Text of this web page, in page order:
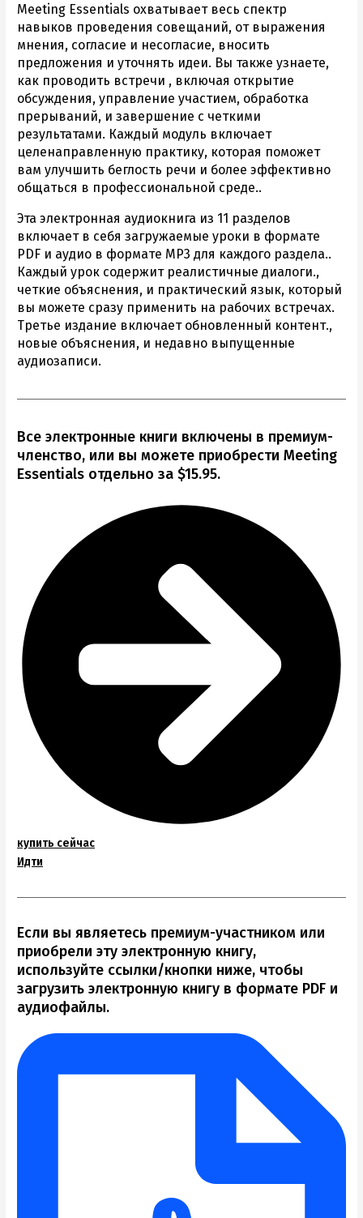
Meeting Essentials охватывает весь спектр
навыков проведения совещаний, от выражения
мнения, согласие и несогласие, вносить
предложения и уточнять идеи. Вы также узнаете,
как проводить встречи , включая открытие
обсуждения, управление участием, обработка
прерываний, и завершение с четкими
результатами. Каждый модуль включает
целенаправленную практику, которая поможет
вам улучшить беглость речи и более эффективно
общаться в профессиональной среде..
Эта электронная аудиокнига из 11 разделов
включает в себя загружаемые уроки в формате
PDF и аудио в формате MP3 для каждого раздела..
Каждый урок содержит реалистичные диалоги.,
четкие объяснения, и практический язык, который
вы можете сразу применить на рабочих встречах.
Третье издание включает обновленный контент.,
новые объяснения, и недавно выпущенные
аудиозаписи.
Все электронные книги включены в премиум-
членство, или вы можете приобрести Meeting
Essentials отдельно за $15.95.
купить сейчас
Идти
Если вы являетесь премиум-участником или
приобрели эту электронную книгу,
используйте ссылки/кнопки ниже, чтобы
загрузить электронную книгу в формате PDF и
аудиофайлы.